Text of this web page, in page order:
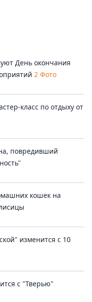
День окончания
2 Фото
класс по отдыху от
повредивший
кошек на
изменится с 10
с "Тверью"